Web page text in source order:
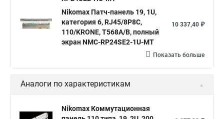
Nikomax Патч-панель 19, 1U,
категория 6, RJ45/8P8C,
110/KRONE, T568A/B, полный
экран NMC-RP24SE2-1U-MT
10 337,40 ₽
Показать больше
Аналоги по характеристикам
Nikomax Коммутационная